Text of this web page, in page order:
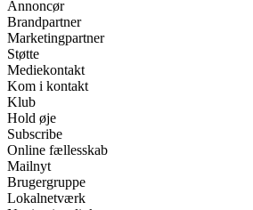
Annoncør
Brandpartner
Marketingpartner
Støtte
Mediekontakt
Kom i kontakt
Klub
Hold øje
Subscribe
Online fællesskab
Mailnyt
Brugergruppe
Lokalnetværk